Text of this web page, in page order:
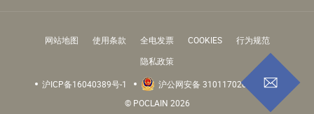
网站地图 使用条款 全电发票 COOKIES
行为规范
隐私政策
沪ICP备16040389号-1
沪公网安备 31011702000996号
© POCLAIN 2026